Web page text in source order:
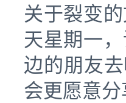
关于裂变
天星期一
边的朋友
会更愿意